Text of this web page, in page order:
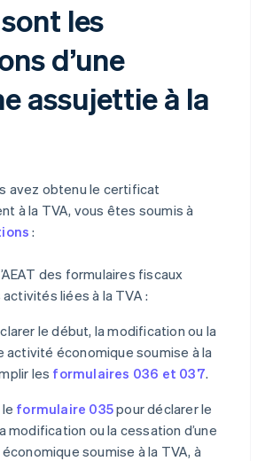
les
d’une
assujettie à la
avez obtenu le certificat
à la TVA, vous êtes soumis à
:
des formulaires fiscaux
liées à la TVA :
le début, la modification ou la
activité économique soumise à la
les formulaires 036 et 037.
formulaire 035pour déclarer le
modification ou la cessation d’une
soumise à la TVA, à